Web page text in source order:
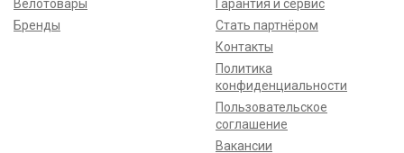
Велотовары
Бренды
Гарантия и сервис
Стать партнёром
Контакты
Политика
конфиденциальности
Пользовательское
соглашение
Вакансии